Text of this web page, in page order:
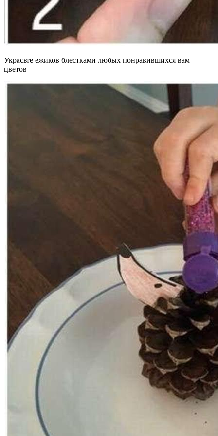
Украсьте ежиков блестками любых понравившихся вам
цветов